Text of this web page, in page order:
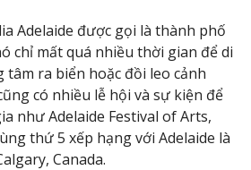
Adelaide được gọi là thành phố
chỉ mất quá nhiều thời gian để di
ra biển hoặc đồi leo cảnh
có nhiều lễ hội và sự kiện để
như Adelaide Festival of Arts,
thứ 5 xếp hạng với Adelaide là
Canada.